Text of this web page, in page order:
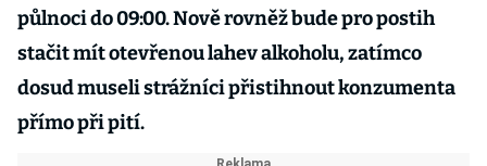
půlnoci do 09:00. Nově rovněž bude pro postih
stačit mít otevřenou lahev alkoholu, zatímco
dosud museli strážníci přistihnout konzumenta
přímo při pití.